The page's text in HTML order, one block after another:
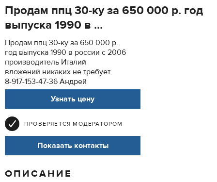
Продам ппц 30-ку за 650 000 р. год
выпуска 1990 в ...
Продам ппц 30-ку за 650 000 р.
год выпуска 1990 в россии с 2006
производитель Италий
вложений никаких не требует.
8-917-153-47-36 Андрей
Узнать цену
ПРОВЕРЯЕТСЯ МОДЕРАТОРОМ
Показать контакты
ОПИСАНИЕ